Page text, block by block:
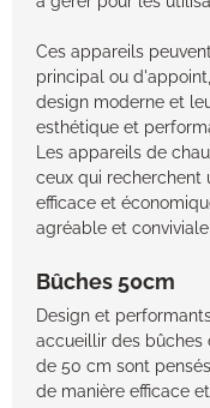
Ces appareils
principal ou
design moderne et
esthétique et
Les appareils de
ceux qui recherchent
efficace et
agréable et
Bûches 50cm
Design et
accueillir des bûches
de 50 cm sont
de manière efficace